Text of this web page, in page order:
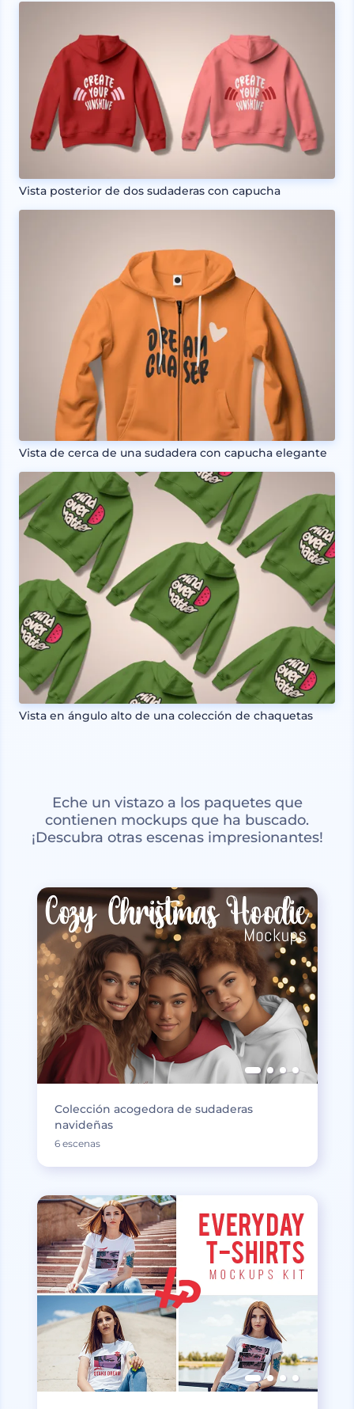
Vista posterior de dos sudaderas con capucha
Vista de cerca de una sudadera con capucha elegante
Vista en ángulo alto de una colección de chaquetas
Eche un vistazo a los paquetes que
contienen mockups que ha buscado.
¡Descubra otras escenas impresionantes!
Colección acogedora de sudaderas
navideñas
6 escenas